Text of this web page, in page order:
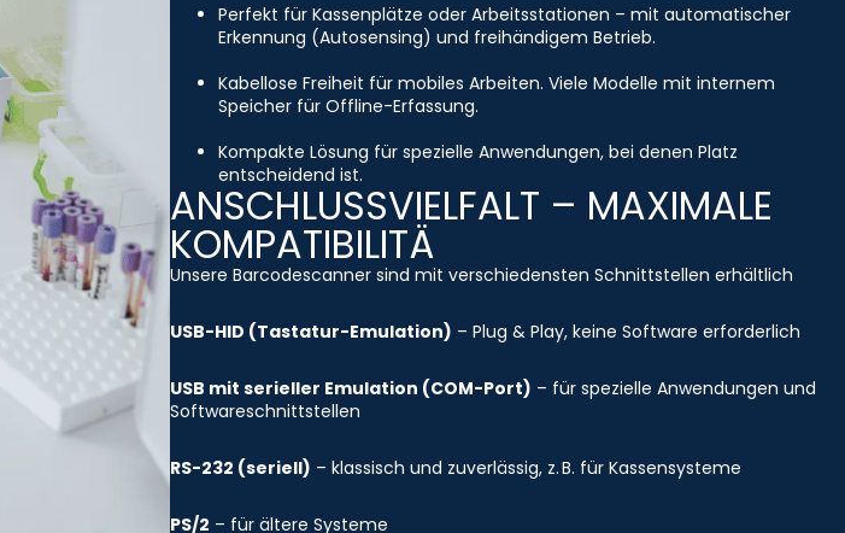
Perfekt für Kassenplätze oder Arbeitsstationen – mit automatischer
Erkennung (Autosensing) und freihändigem Betrieb.
Kabellose Freiheit für mobiles Arbeiten. Viele Modelle mit internem
Speicher für Offline-Erfassung.
Kompakte Lösung für spezielle Anwendungen, bei denen Platz
entscheidend ist.
ANSCHLUSSVIELFALT – MAXIMALE
KOMPATIBILITÄ
Unsere Barcodescanner sind mit verschiedensten Schnittstellen erhältlich
USB-HID (Tastatur-Emulation) – Plug & Play, keine Software erforderlich
USB mit serieller Emulation (COM-Port) – für spezielle Anwendungen und
Softwareschnittstellen
RS-232 (seriell) – klassisch und zuverlässig, z. B. für Kassensysteme
PS/2 – für ältere Systeme